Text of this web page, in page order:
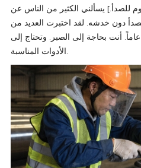
للصدأ.] يسألني الكثير من الناس عن
للصدأ دون خدشه. لقد اختبرت العديد من
أنت بحاجة إلى الصبر. وتحتاج إلى
الأدوات المناسبة.